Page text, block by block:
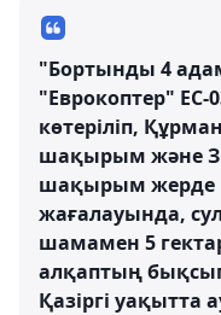
"Бортынды 4
"Еврокоптер" ЕС-
көтеріліп,
шақырым және
шақырым жерде
жағалауында,
шамамен 5
алқаптың
Қазіргі